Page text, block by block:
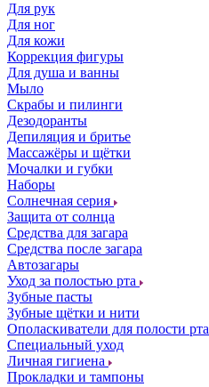
Для рук
Для ног
Для кожи
Коррекция фигуры
Для душа и ванны
Мыло
Скрабы и пилинги
Дезодоранты
Депиляция и бритье
Массажёры и щётки
Мочалки и губки
Наборы
Солнечная серия
Защита от солнца
Средства для загара
Средства после загара
Автозагары
Уход за полостью рта
Зубные пасты
Зубные щётки и нити
Ополаскиватели для полости рта
Специальный уход
Личная гигиена
Прокладки и тампоны